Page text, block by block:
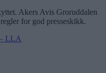
Akers Avis Groruddalen
for god presseskikk.
LLA